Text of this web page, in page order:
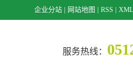
企业分站 网站地图 RSS XML
服务热线：